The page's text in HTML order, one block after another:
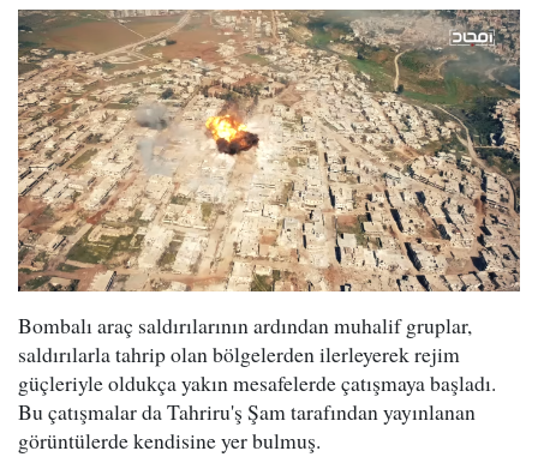
Bombalı araç saldırılarının ardından muhalif gruplar,
saldırılarla tahrip olan bölgelerden ilerleyerek rejim
güçleriyle oldukça yakın mesafelerde çatışmaya başladı.
Bu çatışmalar da Tahriru'ş Şam tarafından yayınlanan
görüntülerde kendisine yer bulmuş.